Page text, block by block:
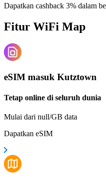
Dapatkan cashback 3% dalam
Fitur WiFi Map
eSIM masuk Kutztown
Tetap online di seluruh dunia
Mulai dari null/GB data
Dapatkan eSIM